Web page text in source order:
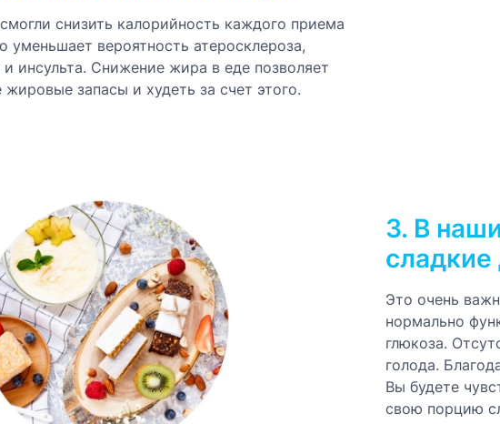
снизить калорийность каждого приема
уменьшает вероятность атеросклероза,
и инсульта. Снижение жира в еде позволяет
запасы и худеть за счет этого.
3. В
Это очень
нормально
глюкоза.
голода.
Вы будете
свою порцию